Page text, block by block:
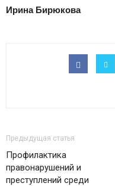
Ирина Бирюкова
Предыдущая статья
Профилактика
правонарушений и
преступлений среди